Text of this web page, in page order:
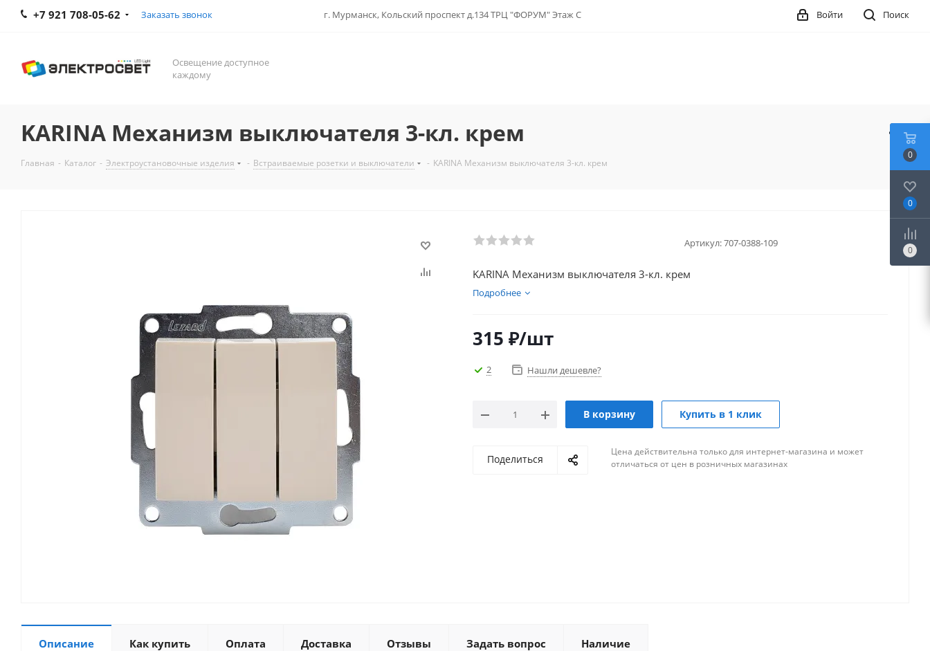
+7 921 708-05-62 Заказать звонок г. Мурманск, Кольский проспект д.134 ТРЦ "ФОРУМ" Этаж С Поиск
Войти
Освещение доступное
каждому
KARINA Механизм выключателя 3-кл. крем
Главная - Каталог - Электроустановочные изделия - Встраиваемые розетки и выключатели - KARINA Механизм выключателя 3-кл. крем
Артикул:707-0388-109
KARINA Механизм выключателя 3-кл. крем
Подробнее
315 ₽/шт
2 Нашли дешевле?
В корзину Купить в 1 клик
Поделиться
Цена действительна только для интернет-магазина и может
отличаться от цен в розничных магазинах
Описание Как купить Оплата Доставка Отзывы Задать вопрос Наличие
0
0
0